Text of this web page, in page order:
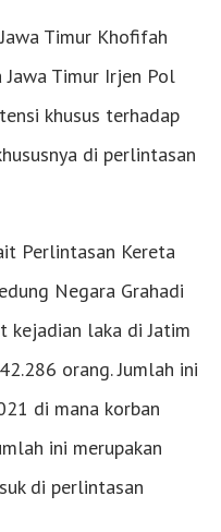
Timur Khofifah
Jawa Timur Irjen Pol
khusus terhadap
di perlintasan
Perlintasan Kereta
Negara Grahadi
kejadian laka di Jatim
orang. Jumlah ini
di mana korban
ini merupakan
di perlintasan